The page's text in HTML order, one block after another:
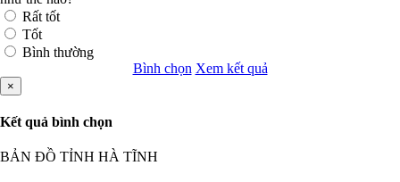
Rất tốt
Tốt
Bình thường
Bình chọn Xem kết quả
×
Kết quả bình chọn
BẢN ĐỒ TỈNH HÀ TĨNH